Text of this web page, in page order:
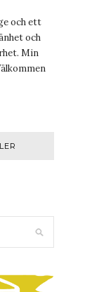
och ett
och
Min